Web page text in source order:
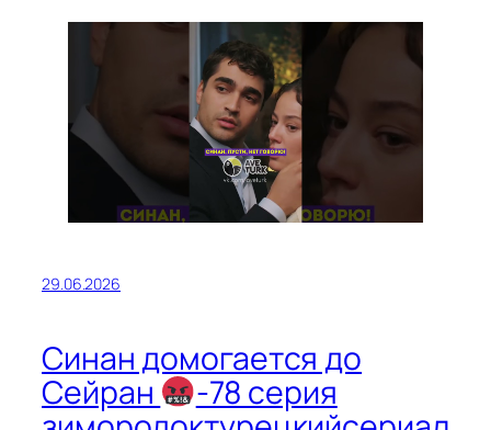
29.06.2026
Синан домогается до
Сейран -78 серия